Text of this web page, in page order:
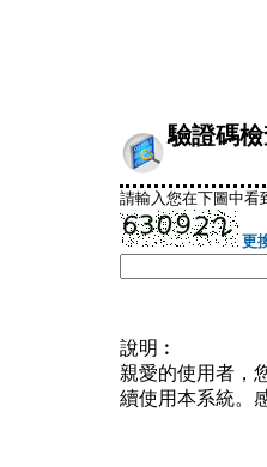
驗證碼檢
請輸入您在下圖中看
更
說明︰
親愛的使用者，
續使用本系統。